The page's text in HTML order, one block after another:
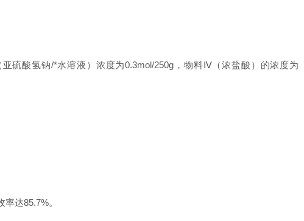
硫酸氢钠/*水溶液）浓度为0.3mol/250g，物料Ⅳ（浓盐酸）的浓度为
达85.7%。